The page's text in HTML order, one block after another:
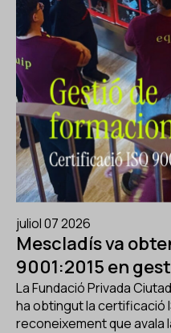
juliol 07 2026
Mescladís va
9001:2015 en
La Fundació Privada
ha obtingut la certificació
reconeixement que avala